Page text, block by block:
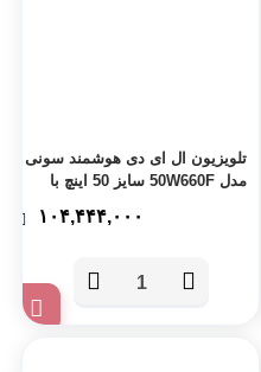
تلویزیون ال ای دی هوشمند سونی
مدل 50W660F سایز 50 اینچ با
۱۰۴,۴۴۴,۰۰۰
تعداد